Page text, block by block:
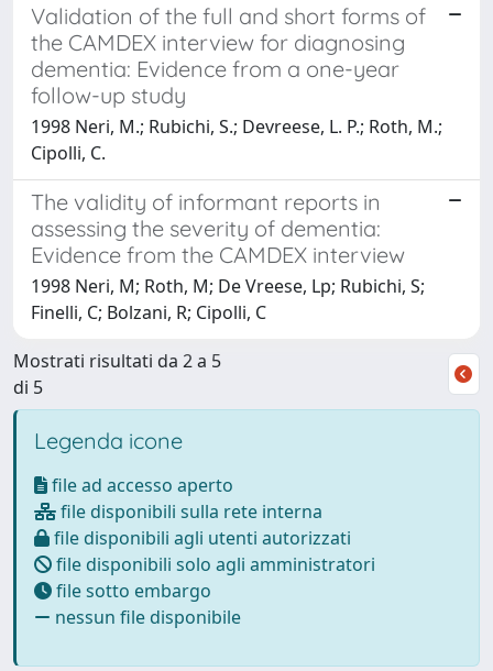
Validation of the full and short forms of
the CAMDEX interview for diagnosing
dementia: Evidence from a one-year
follow-up study
1998 Neri, M.; Rubichi, S.; Devreese, L. P.; Roth, M.;
Cipolli, C.
The validity of informant reports in
assessing the severity of dementia:
Evidence from the CAMDEX interview
1998 Neri, M; Roth, M; De Vreese, Lp; Rubichi, S;
Finelli, C; Bolzani, R; Cipolli, C
Mostrati risultati da 2 a 5
di 5
Legenda icone
file ad accesso aperto
file disponibili sulla rete interna
file disponibili agli utenti autorizzati
file disponibili solo agli amministratori
file sotto embargo
nessun file disponibile